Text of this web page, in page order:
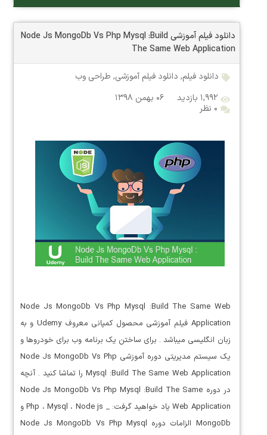
دانلود فیلم آموزشی Node Js MongoDb Vs Php Mysql :Build
The Same Web Application
دانلود فیلم, دانلود فیلم آموزشی, طراحی وب
۱,۹۹۲ بازدید
۰۶ بهمن ۱۳۹۸
۰ نظر
Node Js MongoDb Vs Php Mysql :Build The Same Web
Application فیلم آموزشی محصول کمپانی معروف Udemy و به
زبان انگلیسی میباشد . برای ساختن یک برنامه وب برای خودروها و
یک سیستم مدیریتی دوره آموزشی Node Js MongoDb Vs Php
Mysql :Build The Same Web Application را تماشا کنید . آنچه
در دوره Node Js MongoDb Vs Php Mysql :Build The Same
Web Application یاد خواهید گرفت: _ Php ، Mysql ، Node js و
MongoDb الزامات دوره Node Js MongoDb Vs Php Mysql